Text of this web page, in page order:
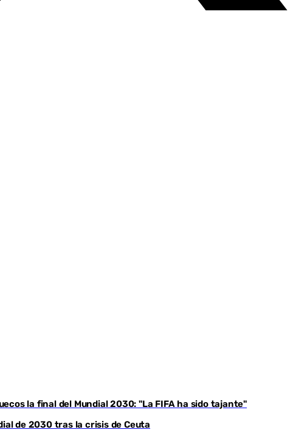
la final del Mundial 2030: "La FIFA ha sido tajante"
de 2030 tras la crisis de Ceuta